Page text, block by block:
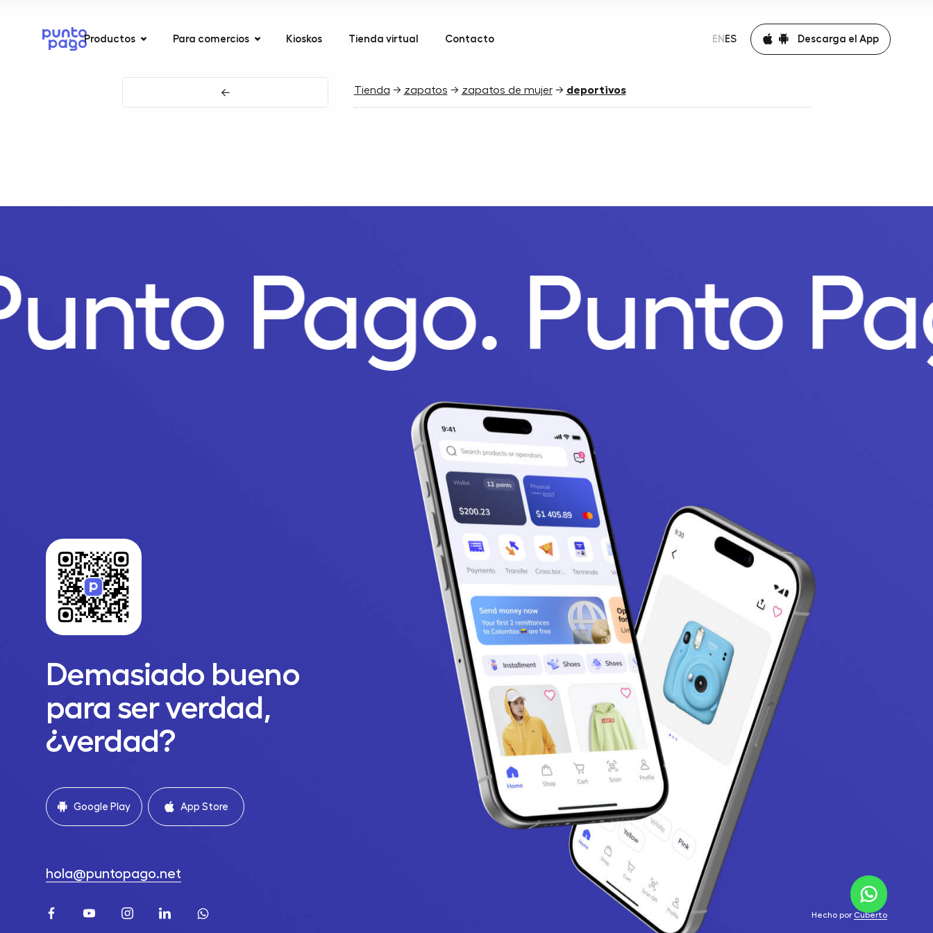
Productos Para comercios Kioskos Tienda virtual Contacto EN ES Descarga el App
← Tienda → zapatos → zapatos de mujer→ deportivos
Pago. Punto
Demasiado bueno
para ser verdad,
¿verdad?
Google Play App Store
hola@puntopago.net
Hecho por Cuberto